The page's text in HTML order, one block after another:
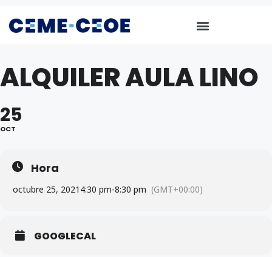
ALQUILER AULA LINO
25
OCT
Hora
octubre 25, 2021 4:30 pm-8:30 pm (GMT+00:00)
GOOGLECAL